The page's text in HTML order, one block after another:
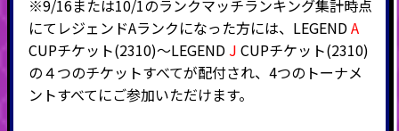
※9/16または10/1のランクマッチランキング集計時点
にてレジェンドAランクになった方には、LEGENDA
CUPチケット(2310)～LEGEND J CUPチケット(2310)
の４つのチケットすべてが配付され、4つのトーナメ
ントすべてにご参加いただけます。